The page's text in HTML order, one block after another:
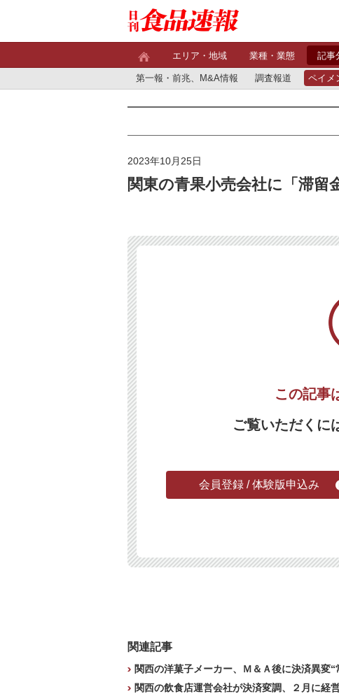
エリア・地域 業種・業態 記事
第一報・前兆、M&A情報 調査報道 ペイメ
2023年10月25日
関東の青果小売会社に「滞
この記事
ご覧いただくに
会員登録 / 体験版申込み
関連記事
関西の洋菓子メーカー、Ｍ＆Ａ後に決済異変
関西の飲食店運営会社が決済変調、２月に